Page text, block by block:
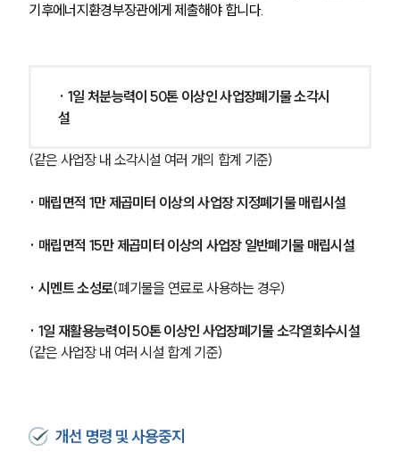
기후에너지환경부장관에게 제출해야 합니다.
· 1일 처분능력이 50톤 이상인 사업장폐기물 소각시
설
(같은 사업장 내 소각시설 여러 개의 합계 기준)
· 매립면적 1만 제곱미터 이상의 사업장 지정폐기물 매립시설
· 매립면적 15만 제곱미터 이상의 사업장 일반폐기물 매립시설
· 시멘트 소성로(폐기물을 연료로 사용하는 경우)
· 1일 재활용능력이 50톤 이상인 사업장폐기물 소각열회수시설
(같은 사업장 내 여러 시설 합계 기준)
개선 명령 및 사용중지